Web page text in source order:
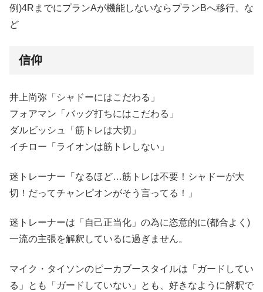
例)4RまでにプランAが機能しないならプランBへ移行、な
ど
信仰
井上尚弥「シャドーにはこだわる」
フォアマン「バッグ打ちにはこだわる」
ダルビッシュ「筋トレは大切」
イチロー「ライオンは筋トレしない」
迷トレーナー「なるほど…筋トレは不要！シャドーが大
切！だってチャンピオンがそう言ってる！」
迷トレーナーは「自己正当化」の為に恣意的に(都合よく)
一流の主張を解釈しているに過ぎません。
マイク・タイソンのピーカブースタイルは「ガードしてい
る」とも「ガードしていない」とも、好きなように解釈で